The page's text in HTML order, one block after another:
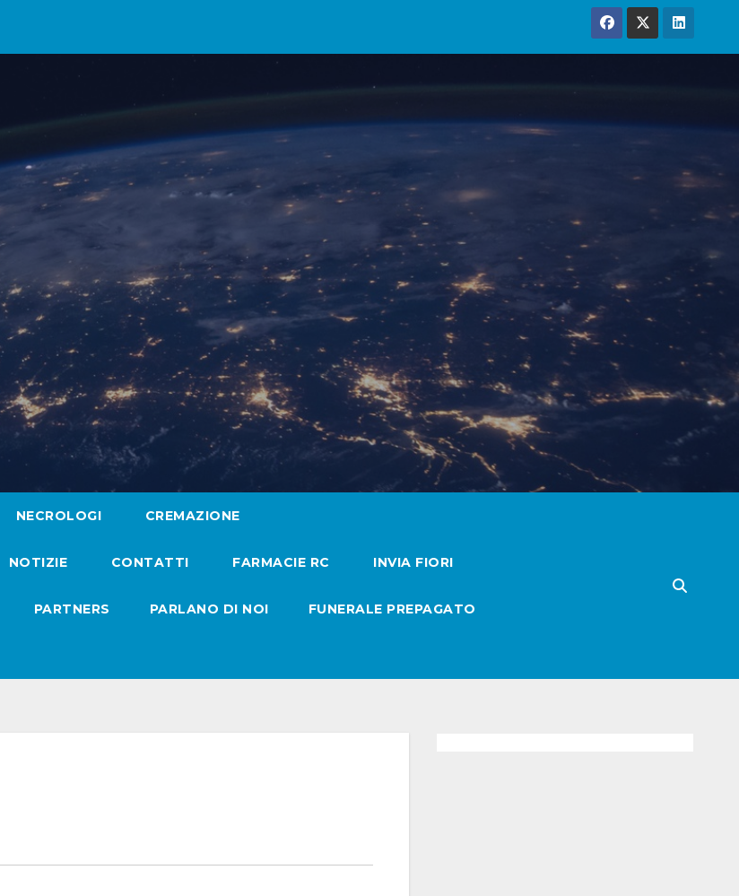
NECROLOGI CREMAZIONE
NOTIZIE CONTATTI FARMACIE RC INVIA FIORI
PARTNERS PARLANO DI NOI FUNERALE PREPAGATO